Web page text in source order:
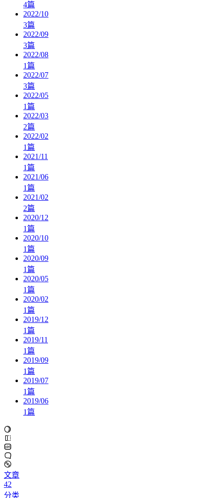
4篇
2022/10
3篇
2022/09
3篇
2022/08
1篇
2022/07
3篇
2022/05
1篇
2022/03
2篇
2022/02
1篇
2021/11
1篇
2021/06
1篇
2021/02
2篇
2020/12
1篇
2020/10
1篇
2020/09
1篇
2020/05
1篇
2020/02
1篇
2019/12
1篇
2019/11
1篇
2019/09
1篇
2019/07
1篇
2019/06
1篇
文章
42
分类